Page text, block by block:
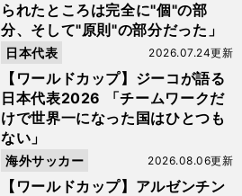
られたところは完全に"個"の部
分、そして"原則"の部分だった」
【ワールドカップ】ジーコが語る
日本代表2026 「チームワークだ
けで世界一になった国はひとつも
ない」
2026.07.24更新
日本代表
【ワールドカップ】アルゼンチン
2026.08.06更新
海外サッカー